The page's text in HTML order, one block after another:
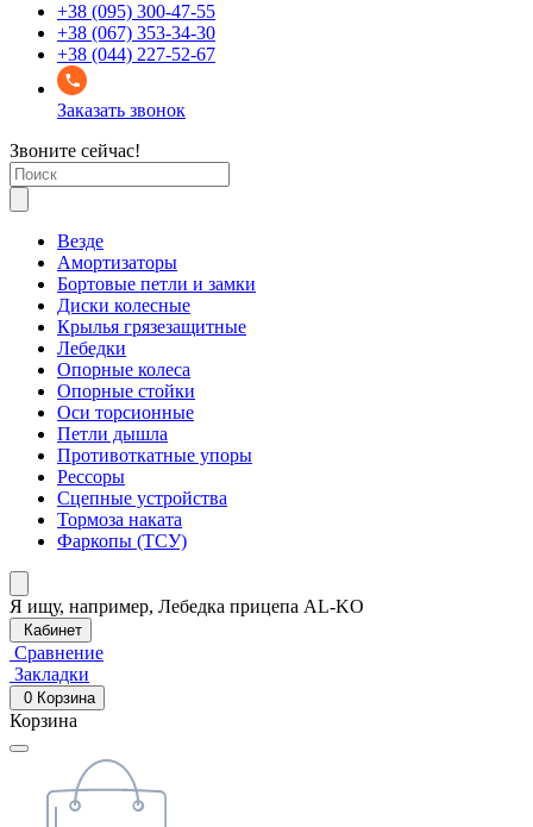
+38 (095) 300-47-55
+38 (067) 353-34-30
+38 (044) 227-52-67
Заказать звонок
Звоните сейчас!
Везде
Амортизаторы
Бортовые петли и замки
Диски колесные
Крылья грязезащитные
Лебедки
Опорные колеса
Опорные стойки
Оси торсионные
Петли дышла
Противоткатные упоры
Рессоры
Сцепные устройства
Тормоза наката
Фаркопы (ТСУ)
Я ищу, например, Лебедка прицепа AL-KO
Кабинет
Сравнение
Закладки
0 Корзина
Корзина